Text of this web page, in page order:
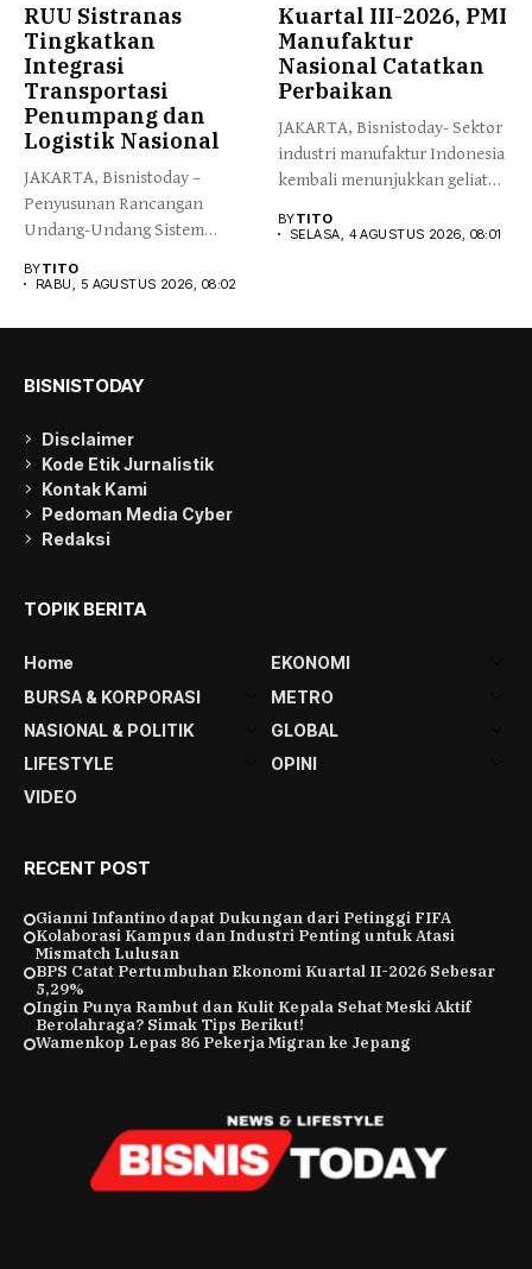
RUU Sistranas
Tingkatkan
Integrasi
Transportasi
Penumpang dan
Logistik Nasional
JAKARTA, Bisnistoday –
Penyusunan Rancangan
Undang-Undang Sistem
Sistranas) menjadi...
BYTITO
RABU, 5 AGUSTUS 2026, 08:02
Kuartal III-2026, PMI
Manufaktur
Nasional Catatkan
Perbaikan
JAKARTA, Bisnistoday- Sektor
industri manufaktur Indonesia
kembali menunjukkan geliat
BYTITO
SELASA, 4 AGUSTUS 2026, 08:01
BISNISTODAY
Disclaimer
Kode Etik Jurnalistik
Kontak Kami
Pedoman Media Cyber
Redaksi
TOPIK BERITA
Home
EKONOMI
BURSA & KORPORASI
METRO
NASIONAL & POLITIK
GLOBAL
LIFESTYLE
OPINI
VIDEO
RECENT POST
Gianni Infantino dapat Dukungan dari Petinggi FIFA
Kolaborasi Kampus dan Industri Penting untuk Atasi
Mismatch Lulusan
BPS Catat Pertumbuhan Ekonomi Kuartal II-2026 Sebesar
5,29%
Ingin Punya Rambut dan Kulit Kepala Sehat Meski Aktif
Berolahraga? Simak Tips Berikut!
Wamenkop Lepas 86 Pekerja Migran ke Jepang